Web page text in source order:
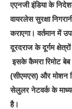
एएनजी इंडिया के
वायरलेस सुरक्षा
कराएगा। वर्तमान में
दूरदराज के दूर्गम
इसके कैमरा रिमोट बेब
(सीएमएस) और मोशन
सेलुलर नेटवर्क के
है।